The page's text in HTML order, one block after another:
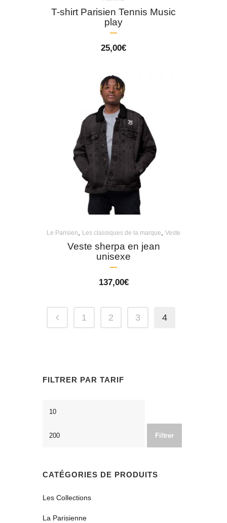
T-shirt Parisien Tennis Music
play
25,00€
Le Parisien Les classiques de la marque Veste
Veste sherpa en jean
unisexe
137,00€
1 2 3 4
FILTRER PAR TARIF
Filtrer
CATÉGORIES DE PRODUITS
Les Collections
La Parisienne